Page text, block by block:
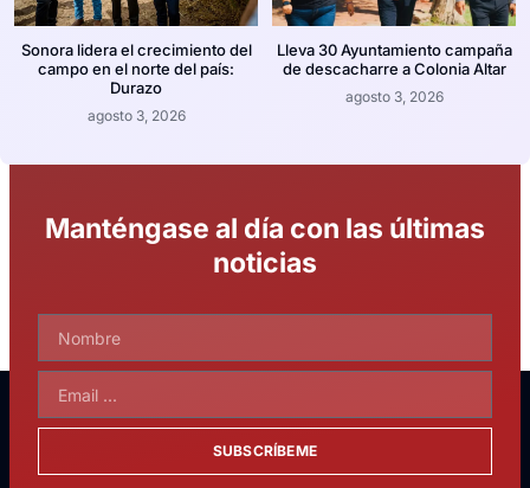
Sonora lidera el crecimiento del
campo en el norte del país:
Durazo
agosto 3, 2026
Lleva 30 Ayuntamiento campaña
de descacharre a Colonia Altar
agosto 3, 2026
Manténgase al día con las últimas
noticias
SUBSCRÍBEME